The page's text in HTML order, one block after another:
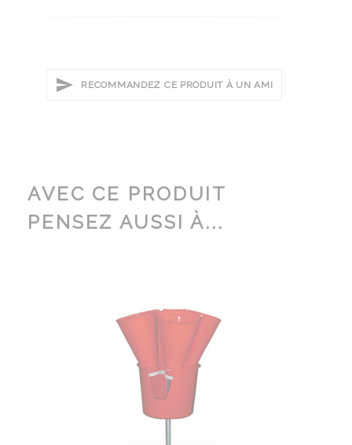
RECOMMANDEZ CE PRODUIT À UN AMI
AVEC CE PRODUIT
PENSEZ AUSSI À...